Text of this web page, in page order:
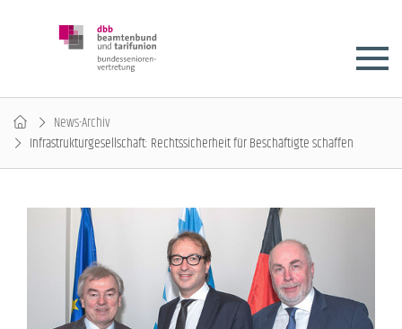
News-Archiv
Infrastrukturgesellschaft: Rechtssicherheit für Beschäftigte schaffen